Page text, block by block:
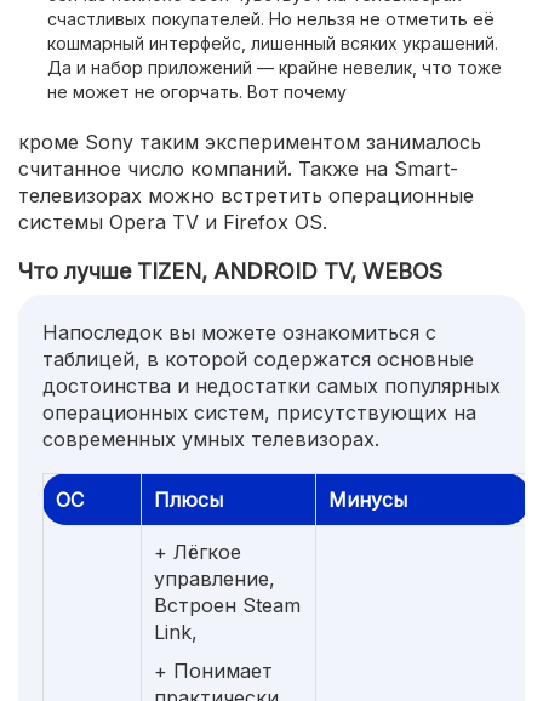
счастливых покупателей. Но нельзя не отметить её
кошмарный интерфейс, лишенный всяких украшений.
Да и набор приложений — крайне невелик, что тоже
не может не огорчать. Вот почему
кроме Sony таким экспериментом занималось
считанное число компаний. Также на Smart-
телевизорах можно встретить операционные
системы Opera TV и Firefox OS.
Что лучше TIZEN, ANDROID TV, WEBOS
Напоследок вы можете ознакомиться с
таблицей, в которой содержатся основные
достоинства и недостатки самых популярных
операционных систем, присутствующих на
современных умных телевизорах.
ОС Плюсы Минусы
+ Лёгкое
управление,
Встроен Steam
Link,
+ Понимает